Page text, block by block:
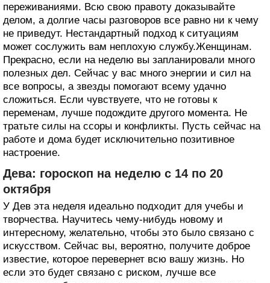
переживаниями. Всю свою правоту доказывайте
делом, а долгие часы разговоров все равно ни к чему
не приведут. Нестандартный подход к ситуациям
может сослужить вам неплохую службу.Женщинам.
Прекрасно, если на неделю вы запланировали много
полезных дел. Сейчас у вас много энергии и сил на
все вопросы, а звезды помогают всему удачно
сложиться. Если чувствуете, что не готовы к
переменам, лучше подождите другого момента. Не
тратьте силы на ссоры и конфликты. Пусть сейчас на
работе и дома будет исключительно позитивное
настроение.
Дева: гороскоп на неделю с 14 по 20
октября
У Дев эта неделя идеально подходит для учебы и
творчества. Научитесь чему-нибудь новому и
интересному, желательно, чтобы это было связано с
искусством. Сейчас вы, вероятно, получите доброе
известие, которое перевернет всю вашу жизнь. Но
если это будет связано с риском, лучше все